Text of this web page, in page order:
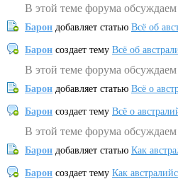
В этой теме форума
Барон добавляет статью Всё об
Барон создает тему Всё об
В этой теме форума
Барон добавляет статью Всё о
Барон создает тему Всё о
В этой теме форума
Барон добавляет статью Как
Барон создает тему Как